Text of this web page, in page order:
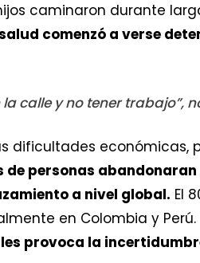
caminaron durante
comenzó a verse
calle y no tener trabajo”,
dificultades
de personas abandonaran
a nivel global. El
en Colombia y Perú.
provoca la